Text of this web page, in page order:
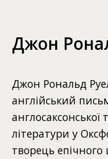
Джон
Джон Рональд
англійський
англосаксонської
літератури у
творець епічного